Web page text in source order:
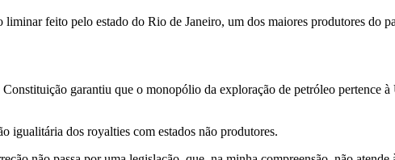
feito pelo estado do Rio de Janeiro, um dos maiores produtores do
garantiu que o monopólio da exploração de petróleo pertence
igualitária dos royalties com estados não produtores.